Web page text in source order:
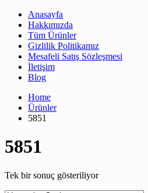
Anasayfa
Hakkımızda
Tüm Ürünler
Gizlilik Politikamız
Mesafeli Satış Sözleşmesi
İletişim
Blog
Home
Ürünler
5851
5851
Tek bir sonuç gösteriliyor